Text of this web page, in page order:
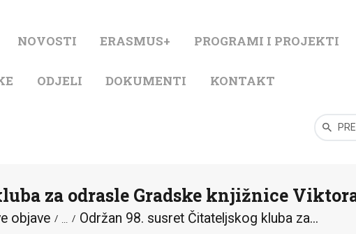
NOVOSTI ERASMUS+ PROGRAMI I PROJEKTI
ODJELI DOKUMENTI KONTAKT
za odrasle Gradske knjižnice
objave ... Održan 98. susret Čitateljskog kluba za...